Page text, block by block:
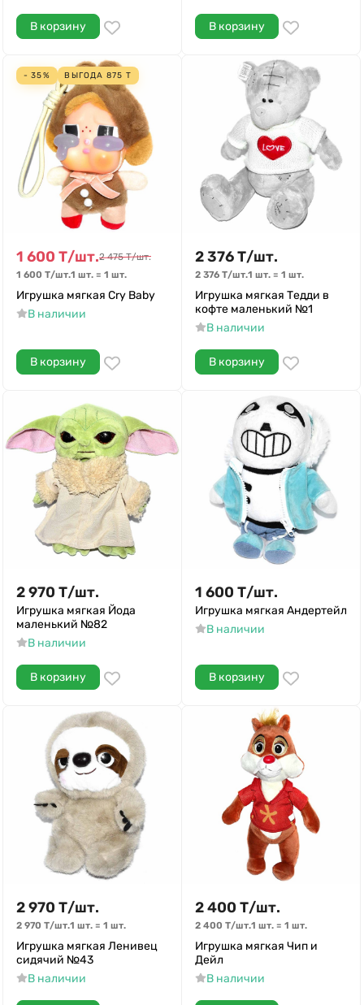
В корзину В корзину
- 35% ВЫГОДА 875 Т
1 600 Т/шт.2 475 Т/шт.
1 600 Т/шт.1 шт. = 1 шт.
Игрушка мягкая Cry Baby
В наличии
В корзину
2 376Т/шт.
2 376 Т/шт.1 шт. = 1 шт.
Игрушка мягкая Тедди в
кофте маленький №1
В наличии
В корзину
2 970 Т/шт.
Игрушка мягкая Йода
маленький №82
В наличии
В корзину
1 600 Т/шт.
Игрушка мягкая Андертейл
В наличии
В корзину
2 970 Т/шт.
2 970 Т/шт.1 шт. = 1 шт.
Игрушка мягкая Ленивец
сидячий №43
В наличии
2 400 Т/шт.
2 400 Т/шт.1 шт. = 1 шт.
Игрушка мягкая Чип и
Дейл
В наличии